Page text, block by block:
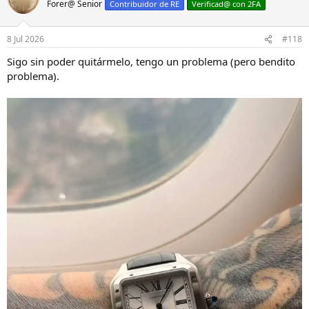
c
o
n
e
s
Forer@ Senior Contribuidor de RE Verificad@ con 2FA
8 Jul 2026 #118
Sigo sin poder quitármelo, tengo un problema (pero bendito
problema).